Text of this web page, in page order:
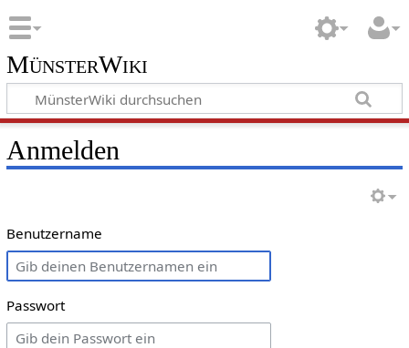
MünsterWiki
Anmelden
Benutzername
Passwort